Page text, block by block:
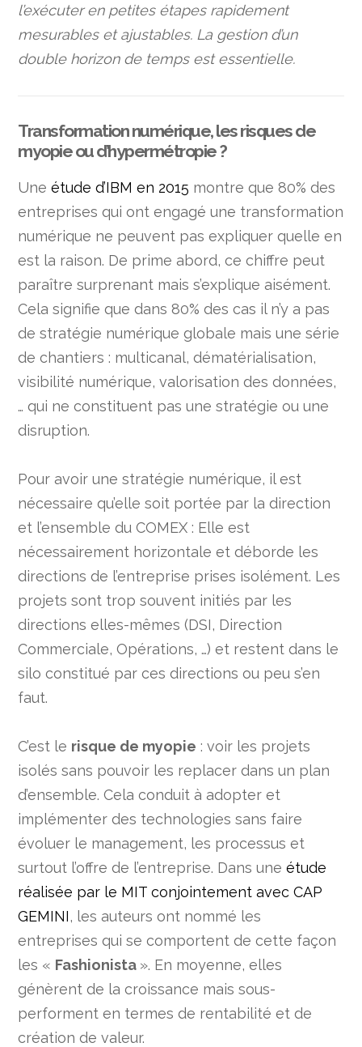
l’exécuter en petites étapes rapidement
mesurables et ajustables. La gestion d’un
double horizon de temps est essentielle.
Transformation numérique, les risques de
myopie ou d’hypermétropie ?
Uneétude d’IBM en 2015 montre que 80% des
entreprises qui ont engagé une transformation
numérique ne peuvent pas expliquer quelle en
est la raison. De prime abord, ce chiffre peut
paraître surprenant mais s’explique aisément.
Cela signifie que dans 80% des cas il n’y a pas
de stratégie numérique globale mais une série
de chantiers : multicanal, dématérialisation,
visibilité numérique, valorisation des données,
… qui ne constituent pas une stratégie ou une
disruption.
Pour avoir une stratégie numérique, il est
nécessaire qu’elle soit portée par la direction
et l’ensemble du COMEX : Elle est
nécessairement horizontale et déborde les
directions de l’entreprise prises isolément. Les
projets sont trop souvent initiés par les
directions elles-mêmes (DSI, Direction
Commerciale, Opérations, …) et restent dans le
silo constitué par ces directions ou peu s’en
faut.
C’est le risque de myopie : voir les projets
isolés sans pouvoir les replacer dans un plan
d’ensemble. Cela conduit à adopter et
implémenter des technologies sans faire
évoluer le management, les processus et
surtout l’offre de l’entreprise. Dans uneétude
réalisée par le MIT conjointement avec CAP
GEMINI, les auteurs ont nommé les
entreprises qui se comportent de cette façon
les « Fashionista ». En moyenne, elles
génèrent de la croissance mais sous-
performent en termes de rentabilité et de
création de valeur.